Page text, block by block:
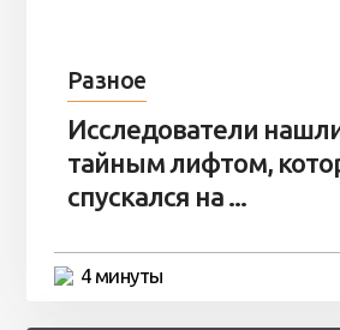
Разное
Исследователи
тайным лифтом,
спускался на ...
4 минуты